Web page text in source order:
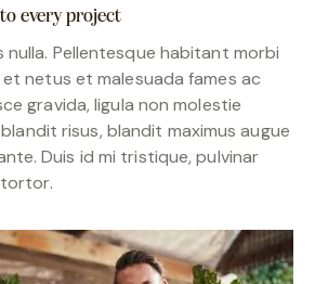
every project
Pellentesque habitant morbi
netus et malesuada fames ac
gravida, ligula non molestie
risus, blandit maximus augue
Duis id mi tristique, pulvinar